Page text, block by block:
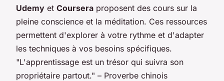
Udemy et Coursera proposent des cours sur la
pleine conscience et la méditation. Ces ressources
permettent d'explorer à votre rythme et d'adapter
les techniques à vos besoins spécifiques.
"L'apprentissage est un trésor qui suivra son
propriétaire partout." – Proverbe chinois